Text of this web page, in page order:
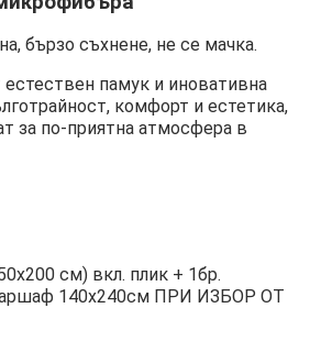
бързо съхнене, не се мачка.
памук и иновативна
комфорт и естетика,
за по-приятна атмосфера в
см) вкл. плик + 1бр.
140х240см ПРИ ИЗБОР ОТ